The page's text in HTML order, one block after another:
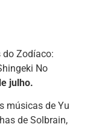
do Zodíaco:
No
julho.
músicas de Yu
de Solbrain,